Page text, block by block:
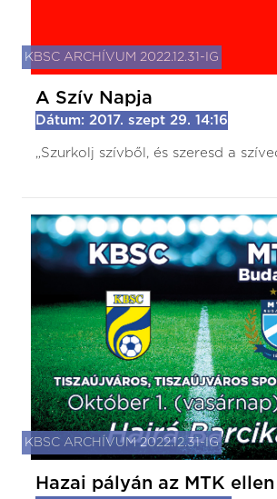
KBSC ARCHÍVUM 2022.12.31-IG
A Szív Napja
Dátum: 2017. szept 29. 14:16
„Szurkolj szívből, és szeresd a
KBSC ARCHÍVUM 2022.12.31-IG
Hazai pályán az MTK ellen